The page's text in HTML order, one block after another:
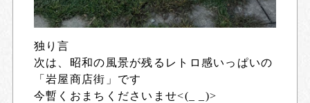
独り言
次は、昭和の風景が残るレトロ感いっぱいの
「岩屋商店街」です
今暫くおまちくださいませ<(_ _)>